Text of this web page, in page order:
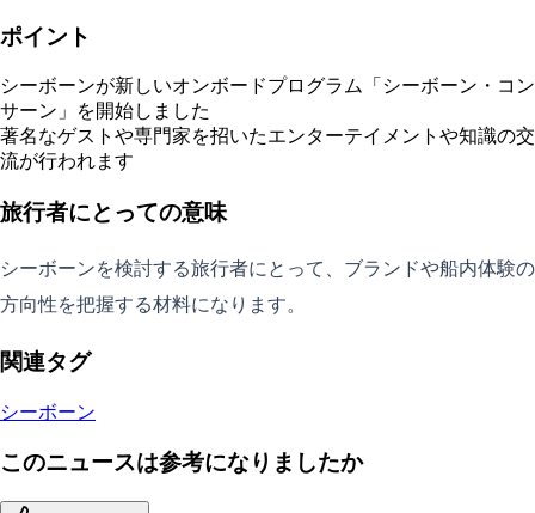
ポイント
シーボーンが新しいオンボードプログラム「シーボーン・コン
サーン」を開始しました
著名なゲストや専門家を招いたエンターテイメントや知識の交
流が行われます
旅行者にとっての意味
シーボーンを検討する旅行者にとって、ブランドや船内体験の
方向性を把握する材料になります。
関連タグ
シーボーン
このニュースは参考になりましたか